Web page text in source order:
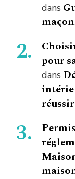
dans
pour
dans